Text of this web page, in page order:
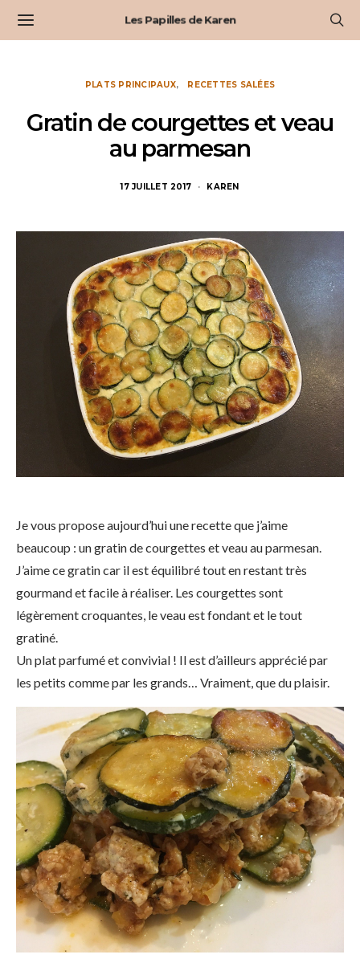
Les Papilles de Karen
PLATS PRINCIPAUX RECETTES SALÉES
Gratin de courgettes et veau
au parmesan
17 JUILLET 2017 KAREN
Je vous propose aujourd’hui une recette que j’aime
beaucoup : un gratin de courgettes et veau au parmesan.
J’aime ce gratin car il est équilibré tout en restant très
gourmand et facile à réaliser. Les courgettes sont
légèrement croquantes, le veau est fondant et le tout
gratiné.
Un plat parfumé et convivial ! Il est d’ailleurs apprécié par
les petits comme par les grands… Vraiment, que du plaisir.